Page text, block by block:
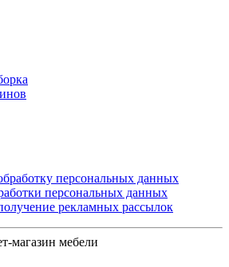
персональных данных
персональных данных
рекламных рассылок
магазин мебели